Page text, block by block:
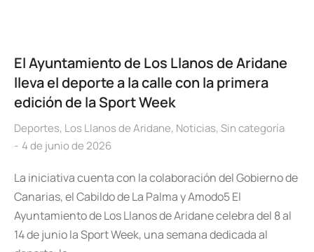
El Ayuntamiento de Los Llanos de Aridane
lleva el deporte a la calle con la primera
edición de la Sport Week
Deportes, Los Llanos de Aridane, Noticias, Sin categoría
4 de junio de 2026
La iniciativa cuenta con la colaboración del Gobierno de
Canarias, el Cabildo de La Palma y Amodo5 El
Ayuntamiento de Los Llanos de Aridane celebra del 8 al
14 de junio la Sport Week, una semana dedicada al